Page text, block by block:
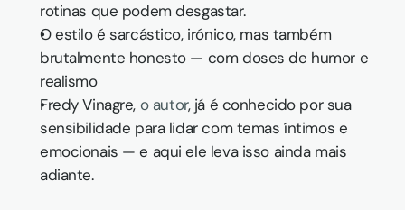
rotinas que podem desgastar.
O estilo é sarcástico, irónico, mas também
brutalmente honesto — com doses de humor e
realismo
Fredy Vinagre, o autor, já é conhecido por sua
sensibilidade para lidar com temas íntimos e
emocionais — e aqui ele leva isso ainda mais
adiante.